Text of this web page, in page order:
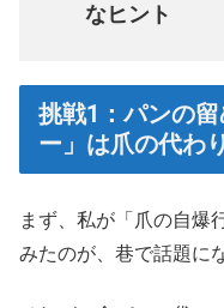
なヒント
挑戦1：パンの
ー」は爪の代わ
まず、私が「爪の自爆
みたのが、巷で話題に